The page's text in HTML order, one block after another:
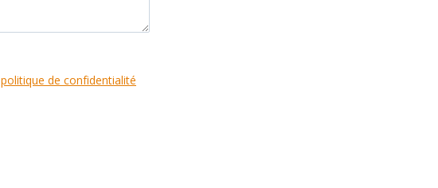
politique de confidentialité